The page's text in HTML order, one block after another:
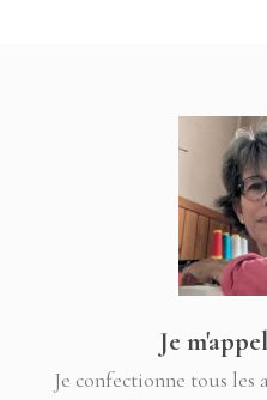
Je
Je confectionne tous les